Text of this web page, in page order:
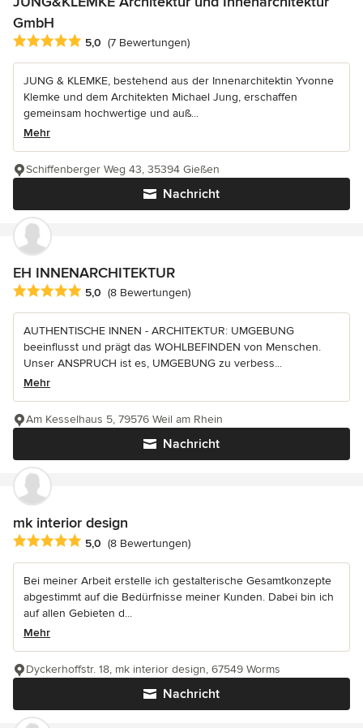
GmbH
Durchschnittliche Bewertung: 5 von 5 Sternen
5,0 (7 Bewertungen)
JUNG & KLEMKE, bestehend aus der Innenarchitektin Yvonne
Klemke und dem Architekten Michael Jung, erschaffen
gemeinsam hochwertige und auß...
Mehr
Nachricht
Schiffenberger Weg 43, 35394 Gießen
EH INNENARCHITEKTUR
Durchschnittliche Bewertung: 5 von 5 Sternen
5,0 (8 Bewertungen)
AUTHENTISCHE INNEN - ARCHITEKTUR: UMGEBUNG
beeinflusst und prägt das WOHLBEFINDEN von Menschen.
Unser ANSPRUCH ist es, UMGEBUNG zu verbess...
Mehr
Nachricht
Am Kesselhaus 5, 79576 Weil am Rhein
mk interior design
Durchschnittliche Bewertung: 5 von 5 Sternen
5,0 (8 Bewertungen)
Bei meiner Arbeit erstelle ich gestalterische Gesamtkonzepte
abgestimmt auf die Bedürfnisse meiner Kunden. Dabei bin ich
auf allen Gebieten d...
Mehr
Nachricht
Dyckerhoffstr. 18, mk interior design, 67549 Worms